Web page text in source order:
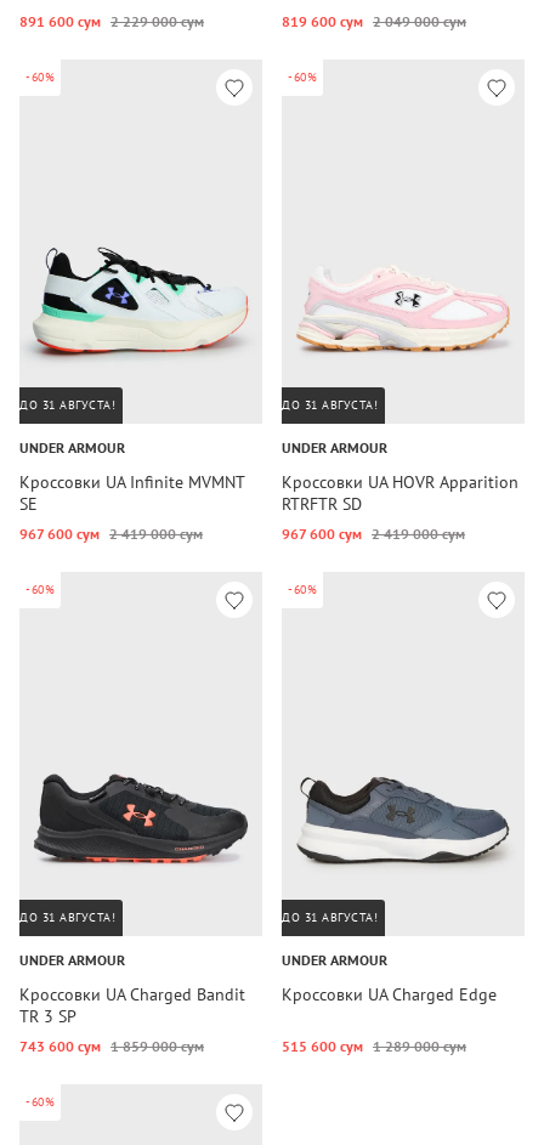
891 600 сум 2 229 000 сум 819 600 сум 2 049 000 сум
-60%
ДО 31 АВГУСТА!
UNDER ARMOUR
Кроссовки UA Infinite MVMNT
SE
967 600 сум 2 419 000 сум
-60%
ДО 31 АВГУСТА!
UNDER ARMOUR
Кроссовки UA HOVR Apparition
RTRFTR SD
967 600 сум 2 419 000 сум
-60%
ДО 31 АВГУСТА!
UNDER ARMOUR
Кроссовки UA Charged Bandit
TR 3 SP
743 600 сум 1 859 000 сум
-60%
ДО 31 АВГУСТА!
UNDER ARMOUR
Кроссовки UA Charged Edge
515 600 сум 1 289 000 сум
-60%